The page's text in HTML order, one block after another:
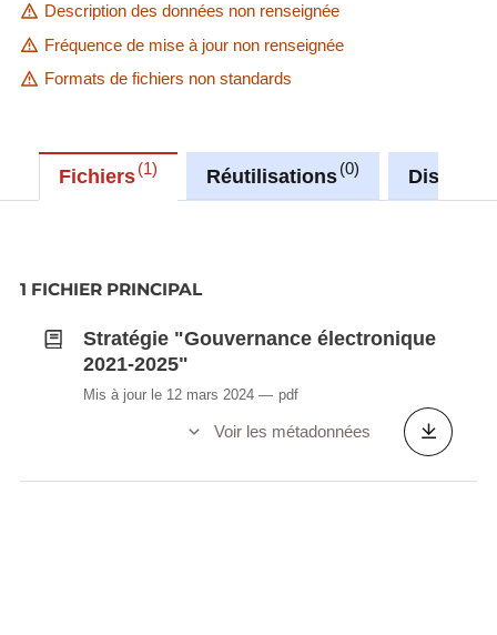
Description des données non renseignée
Fréquence de mise à jour non renseignée
Formats de fichiers non standards
Fichiers 1 Réutilisations 0
1 FICHIER PRINCIPAL
Stratégie "Gouvernance électronique
2021-2025"
Mis à jour le 12 mars 2024 pdf
Voir les métadonnées